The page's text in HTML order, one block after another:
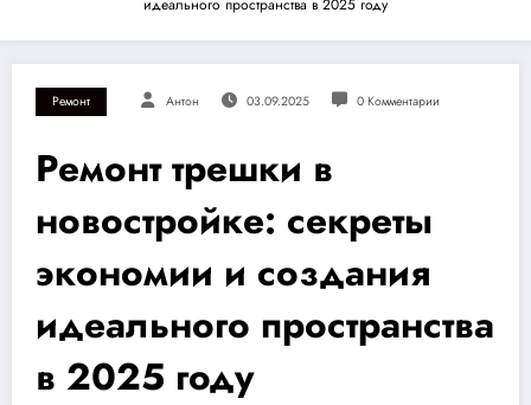
идеального пространства в 2025 году
Ремонт Антон 03.09.2025 0 Комментарии
Ремонт трешки в
новостройке: секреты
экономии и создания
идеального пространства
в 2025 году